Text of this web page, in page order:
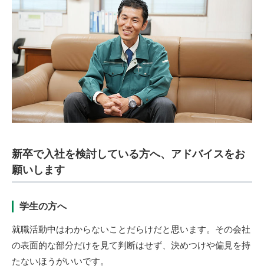
新卒で入社を検討している方へ、アドバイスをお
願いします
学生の方へ
就職活動中はわからないことだらけだと思います。その会社
の表面的な部分だけを見て判断はせず、決めつけや偏見を持
たないほうがいいです。